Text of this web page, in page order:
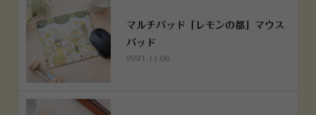
マルチパッド「レモンの都」マウス
パッド
2021.11.06